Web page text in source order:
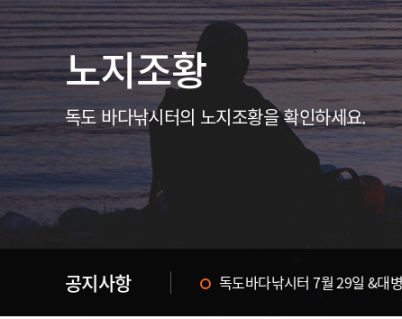
노지조황
독도 바다낚시터의 노지조황을 확인하세요.
공지사항